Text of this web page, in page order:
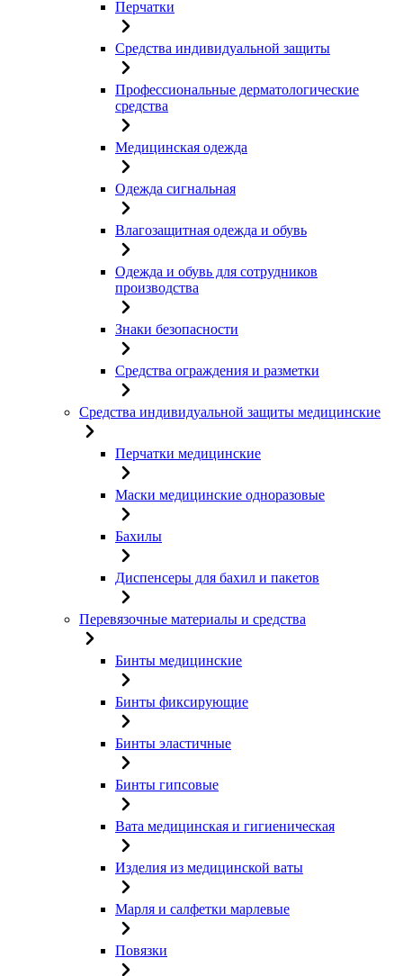
Перчатки
Средства индивидуальной защиты
Профессиональные дерматологические
средства
Медицинская одежда
Одежда сигнальная
Влагозащитная одежда и обувь
Одежда и обувь для сотрудников
производства
Знаки безопасности
Средства ограждения и разметки
Средства индивидуальной защиты медицинские
Перчатки медицинские
Маски медицинские одноразовые
Бахилы
Диспенсеры для бахил и пакетов
Перевязочные материалы и средства
Бинты медицинские
Бинты фиксирующие
Бинты эластичные
Бинты гипсовые
Вата медицинская и гигиеническая
Изделия из медицинской ваты
Марля и салфетки марлевые
Повязки